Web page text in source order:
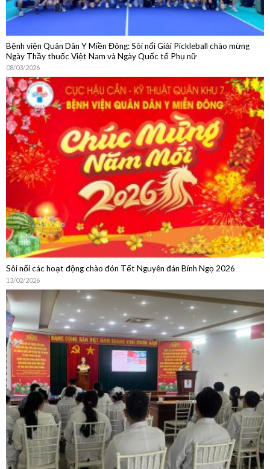
08/03/2026
Sôi nổi các hoạt động chào đón Tết Nguyên đán Bính Ngọ 2026
13/02/2026
Sinh hoạt chuyên môn: Cập nhật chẩn đoán, điều trị, dự phòng bệnh
não mô cầu và Chia sẻ thực hành từ Phòng Tiêm chủng Bệnh viện Quân
Dân Y Miền Đông
15/01/2026